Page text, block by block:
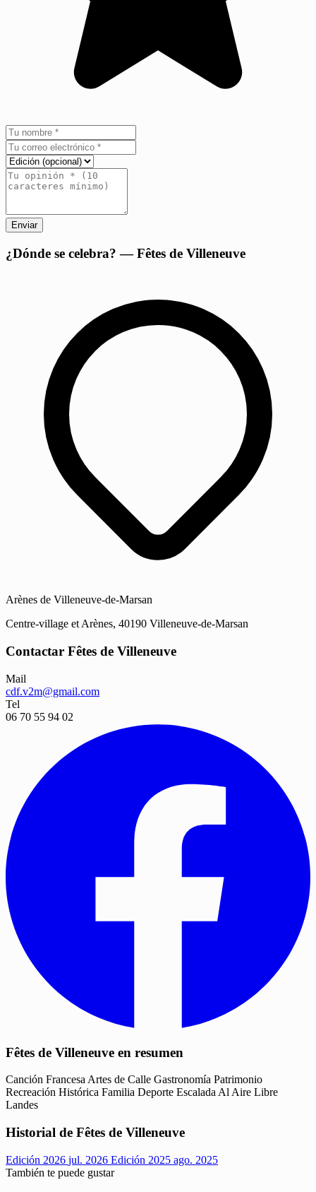
Enviar
¿Dónde se celebra? — Fêtes de Villeneuve
Arènes de Villeneuve-de-Marsan
Centre-village et Arènes, 40190 Villeneuve-de-Marsan
Contactar Fêtes de Villeneuve
Mail
cdf.v2m@gmail.com
Tel
06 70 55 94 02
Fêtes de Villeneuve en resumen
Canción Francesa Artes de Calle Gastronomía Patrimonio
Recreación Histórica Familia Deporte Escalada Al Aire Libre
Landes
Historial de Fêtes de Villeneuve
Edición 2026 jul. 2026 Edición 2025 ago. 2025
También te puede gustar